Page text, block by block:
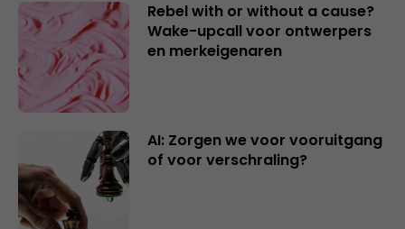
Rebel with or without a cause?
Wake-upcall voor ontwerpers
en merkeigenaren
AI: Zorgen we voor vooruitgang
of voor verschraling?